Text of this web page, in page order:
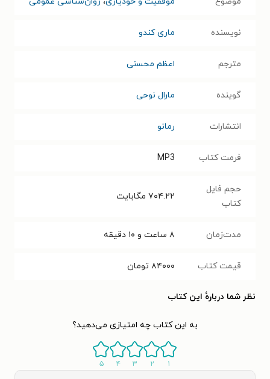
نویسنده ماری کندو
مترجم اعظم محسنی
گوینده مارال نوحی
انتشارات رمانو
فرمت کتاب MP3
حجم فایل
کتاب
۷۰۴.۲۲ مگابایت
مدت‌زمان ۸ ساعت و ۱۰ دقیقه
قیمت کتاب ۸۴۰۰۰ تومان
نظر شما دربارهٔ این کتاب
به این کتاب چه امتیازی می‌دهید؟
۱ ۲ ۳ ۴ ۵